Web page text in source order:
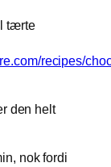
tærte
recipes/
den helt
nok fordi